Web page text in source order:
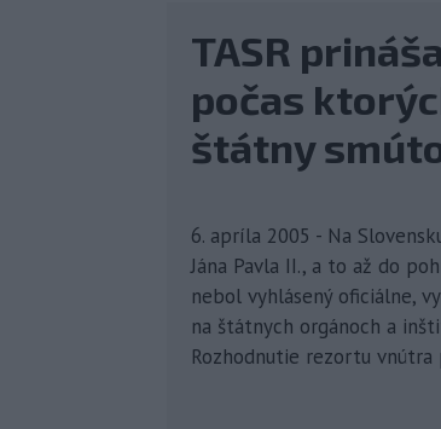
TASR
počas
štátny
6. apríla 2005 - Na
Jána Pavla II., a to až do
nebol vyhlásený oficiálne,
na štátnych orgánoch a
Rozhodnutie rezortu vnútra